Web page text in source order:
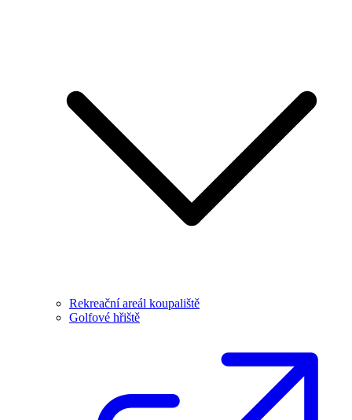
Rekreační areál koupaliště
Golfové hřiště